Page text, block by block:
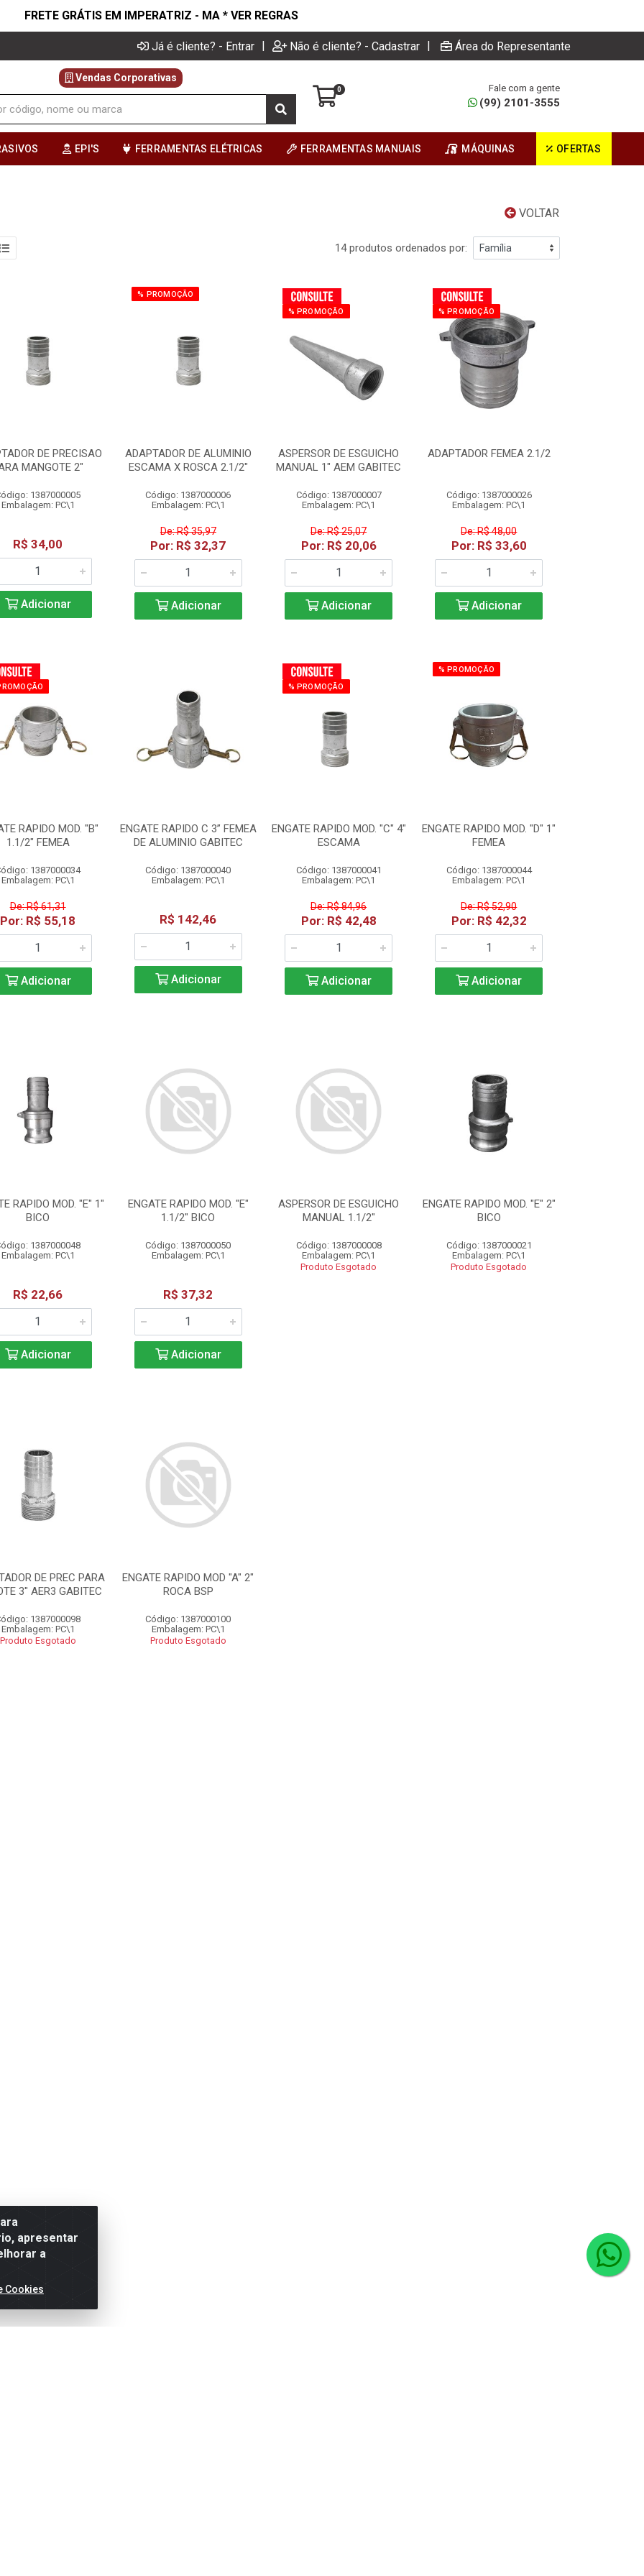
FRETE GRÁTIS EM IMPERATRIZ - MA * VER REGRAS
Já é cliente? - Entrar | Não é cliente? - Cadastrar | Área do Representante
Vendas Corporativas
0 Fale com a gente
(99) 2101-3555
EPI'S FERRAMENTAS ELÉTRICAS FERRAMENTAS MANUAIS MÁQUINAS OFERTAS
VOLTAR
14 produtos ordenados por:
DE PRECISAO
MANGOTE 2"
1387000005
Embalagem: PC\1
R$ 34,00
Adicionar
% PROMOÇÃO
ADAPTADOR DE ALUMINIO
ESCAMA X ROSCA 2.1/2"
Código: 1387000006
Embalagem: PC\1
De: R$ 35,97
Por: R$ 32,37
Adicionar
% PROMOÇÃO
ASPERSOR DE ESGUICHO
MANUAL 1" AEM GABITEC
Código: 1387000007
Embalagem: PC\1
De: R$ 25,07
Por: R$ 20,06
Adicionar
% PROMOÇÃO
ADAPTADOR FEMEA 2.1/2
Código: 1387000026
Embalagem: PC\1
De: R$ 48,00
Por: R$ 33,60
Adicionar
RAPIDO MOD. "B"
1.1/2" FEMEA
1387000034
Embalagem: PC\1
De: R$ 61,31
Por: R$ 55,18
Adicionar
ENGATE RAPIDO C 3” FEMEA
DE ALUMINIO GABITEC
Código: 1387000040
Embalagem: PC\1
R$ 142,46
Adicionar
% PROMOÇÃO
ENGATE RAPIDO MOD. "C" 4"
ESCAMA
Código: 1387000041
Embalagem: PC\1
De: R$ 84,96
Por: R$ 42,48
Adicionar
% PROMOÇÃO
ENGATE RAPIDO MOD. "D" 1"
FEMEA
Código: 1387000044
Embalagem: PC\1
De: R$ 52,90
Por: R$ 42,32
Adicionar
RAPIDO MOD. "E" 1"
BICO
1387000048
Embalagem: PC\1
R$ 22,66
Adicionar
ENGATE RAPIDO MOD. "E"
1.1/2" BICO
Código: 1387000050
Embalagem: PC\1
R$ 37,32
Adicionar
ASPERSOR DE ESGUICHO
MANUAL 1.1/2"
Código: 1387000008
Embalagem: PC\1
Produto Esgotado
ENGATE RAPIDO MOD. "E" 2"
BICO
Código: 1387000021
Embalagem: PC\1
Produto Esgotado
DE PREC PARA
3" AER3 GABITEC
1387000098
Embalagem: PC\1
Produto Esgotado
ENGATE RAPIDO MOD "A" 2"
ROCA BSP
Código: 1387000100
Embalagem: PC\1
Produto Esgotado
apresentar
a
Cookies